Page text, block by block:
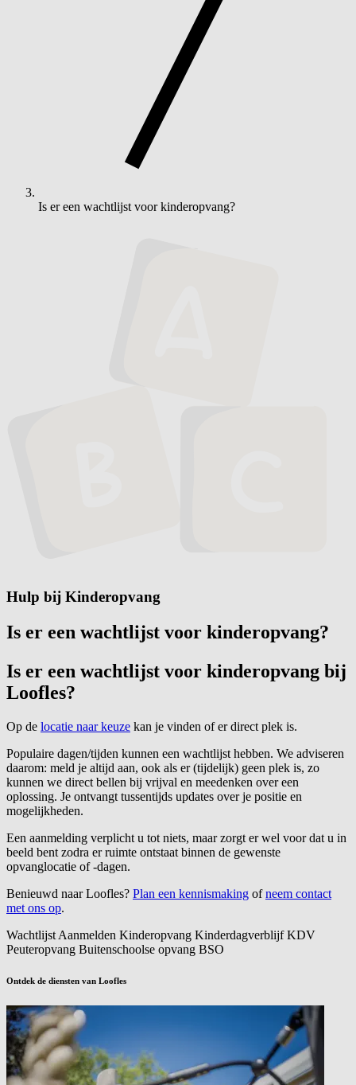
Is er een wachtlijst voor kinderopvang?
Hulp bij Kinderopvang
Is er een wachtlijst voor kinderopvang?
Is er een wachtlijst voor kinderopvang bij
Loofles?
Op de locatie naar keuze kan je vinden of er direct plek is.
Populaire dagen/tijden kunnen een wachtlijst hebben. We adviseren
daarom: meld je altijd aan, ook als er (tijdelijk) geen plek is, zo
kunnen we direct bellen bij vrijval en meedenken over een
oplossing. Je ontvangt tussentijds updates over je positie en
mogelijkheden.
Een aanmelding verplicht u tot niets, maar zorgt er wel voor dat u in
beeld bent zodra er ruimte ontstaat binnen de gewenste
opvanglocatie of -dagen.
Benieuwd naar Loofles? Plan een kennismaking ofneem contact
met ons op.
Wachtlijst Aanmelden Kinderopvang KinderdagverblijfKDV
Peuteropvang Buitenschoolse opvang BSO
Ontdek de diensten van Loofles